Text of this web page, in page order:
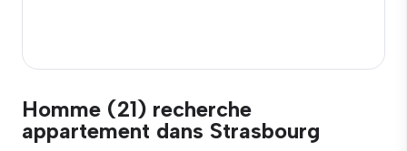
Homme (21) recherche
appartement dans Strasbourg